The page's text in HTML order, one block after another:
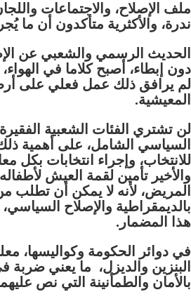
ملف الإصلاح، والاجتماعات
ندرة، والأكثرية متأكدون أن ما
الحديث الرسمي والشعبي عن
دون إبطاء، أصبح كلاما في
لم يرافق ذلك عمل فعلي على
المعيشية.
لن تشتري الفئات الشعبية
السياسي الشامل، على أهمية
للانتخاب، وإجراء انتخابات بكل
والأخير تأمين لقمة العيش
المريض، لأنه لا يمكن أن
بالديمقراطية والإصلاح
هذا المضمار.
في دوائر الحكومة وكواليسها،
البنزين والديزل، ما يعني
بالأمان والطمأنينة التي نص